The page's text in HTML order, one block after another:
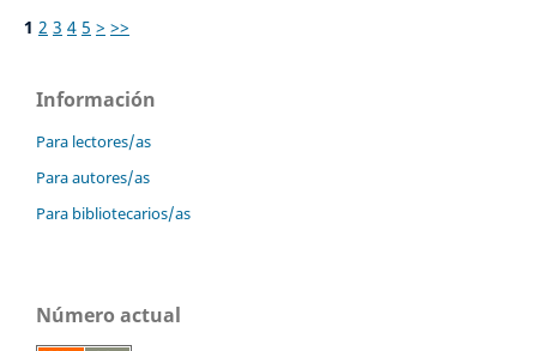
1 2 3 4 5 > >>
Información
Para lectores/as
Para autores/as
Para bibliotecarios/as
Número actual